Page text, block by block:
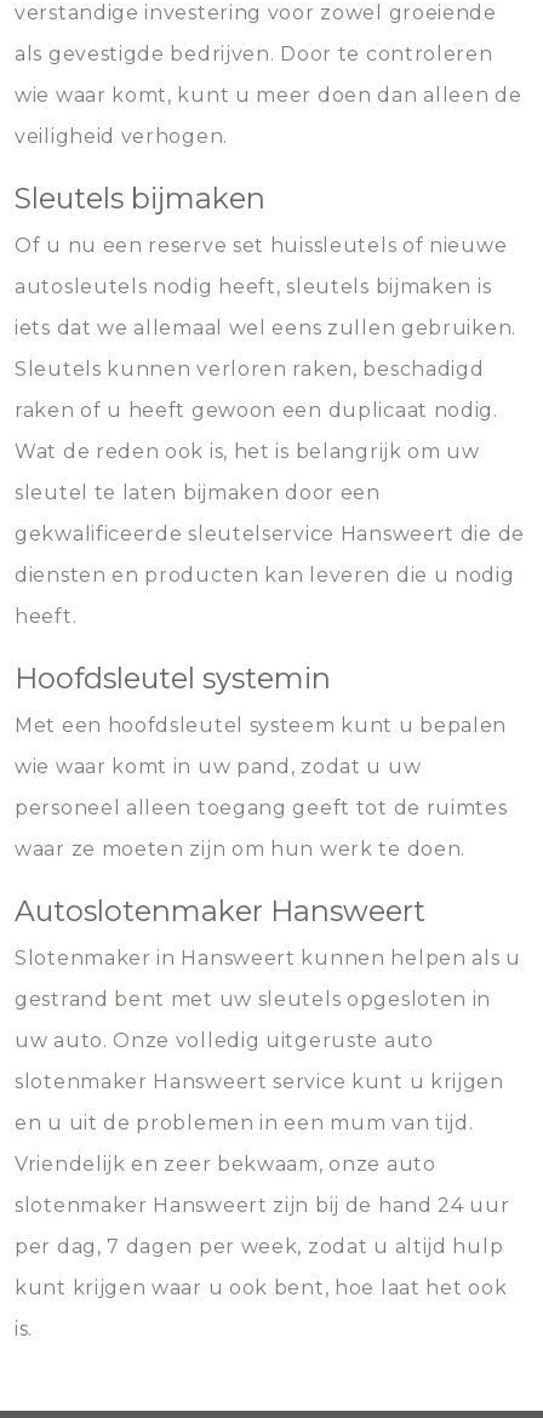
verstandige investering voor zowel groeiende
als gevestigde bedrijven. Door te controleren
wie waar komt, kunt u meer doen dan alleen de
veiligheid verhogen.
Sleutels bijmaken
Of u nu een reserve set huissleutels of nieuwe
autosleutels nodig heeft, sleutels bijmaken is
iets dat we allemaal wel eens zullen gebruiken.
Sleutels kunnen verloren raken, beschadigd
raken of u heeft gewoon een duplicaat nodig.
Wat de reden ook is, het is belangrijk om uw
sleutel te laten bijmaken door een
gekwalificeerde sleutelservice Hansweert die de
diensten en producten kan leveren die u nodig
heeft.
Hoofdsleutel systemin
Met een hoofdsleutel systeem kunt u bepalen
wie waar komt in uw pand, zodat u uw
personeel alleen toegang geeft tot de ruimtes
waar ze moeten zijn om hun werk te doen.
Autoslotenmaker Hansweert
Slotenmaker in Hansweert kunnen helpen als u
gestrand bent met uw sleutels opgesloten in
uw auto. Onze volledig uitgeruste auto
slotenmaker Hansweert service kunt u krijgen
en u uit de problemen in een mum van tijd.
Vriendelijk en zeer bekwaam, onze auto
slotenmaker Hansweert zijn bij de hand 24 uur
per dag, 7 dagen per week, zodat u altijd hulp
kunt krijgen waar u ook bent, hoe laat het ook
is.